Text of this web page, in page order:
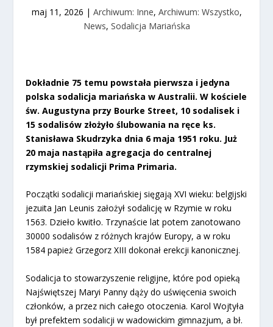
maj 11, 2026 | Archiwum: Inne, Archiwum: Wszystko,
News, Sodalicja Mariańska
Dokładnie 75 temu powstała pierwsza i jedyna
polska sodalicja mariańska w Australii. W kościele
św. Augustyna przy Bourke Street, 10 sodalisek i
15 sodalisów złożyło ślubowania na ręce ks.
Stanisława Skudrzyka dnia 6 maja 1951 roku. Już
20 maja nastąpiła agregacja do centralnej
rzymskiej sodalicji Prima Primaria.
Początki sodalicji mariańskiej sięgają XVI wieku: belgijski
jezuita Jan Leunis założył sodalicję w Rzymie w roku
1563. Dzieło kwitło. Trzynaście lat potem zanotowano
30000 sodalisów z różnych krajów Europy, a w roku
1584 papież Grzegorz XIII dokonał erekcji kanonicznej.
Sodalicja to stowarzyszenie religijne, które pod opieką
Najświętszej Maryi Panny dąży do uświęcenia swoich
członków, a przez nich całego otoczenia. Karol Wojtyła
był prefektem sodalicji w wadowickim gimnazjum, a bł.